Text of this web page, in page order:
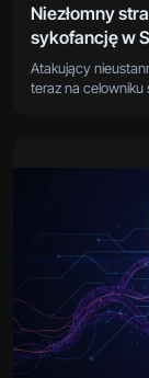
Niezłomny
sykofancję w
Atakujący
teraz na celowniku